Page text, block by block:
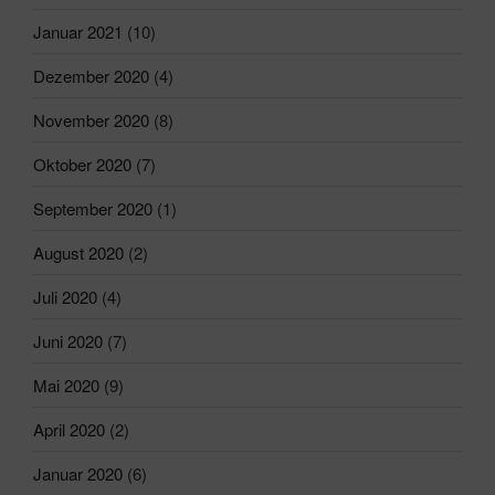
Januar 2021 (10)
Dezember 2020 (4)
November 2020 (8)
Oktober 2020 (7)
September 2020 (1)
August 2020 (2)
Juli 2020 (4)
Juni 2020 (7)
Mai 2020 (9)
April 2020 (2)
Januar 2020 (6)